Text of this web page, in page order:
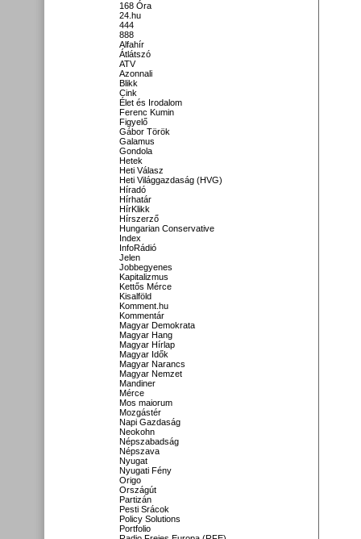
168 Óra
24.hu
444
888
Alfahír
Átlátszó
ATV
Azonnali
Blikk
Cink
Élet és Irodalom
Ferenc Kumin
Figyelő
Gábor Török
Galamus
Gondola
Hetek
Heti Válasz
Heti Világgazdaság (HVG)
Híradó
Hírhatár
HírKlikk
Hírszerző
Hungarian Conservative
Index
InfoRádió
Jelen
Jobbegyenes
Kapitalizmus
Kettős Mérce
Kisalföld
Komment.hu
Kommentár
Magyar Demokrata
Magyar Hang
Magyar Hírlap
Magyar Idők
Magyar Narancs
Magyar Nemzet
Mandiner
Mérce
Mos maiorum
Mozgástér
Napi Gazdaság
Neokohn
Népszabadság
Népszava
Nyugat
Nyugati Fény
Origo
Országút
Partizán
Pesti Srácok
Policy Solutions
Portfolio